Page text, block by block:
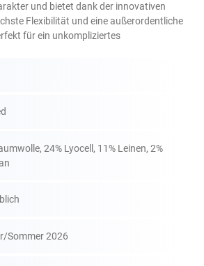
und bietet dank der innovativen
Flexibilität und eine außerordentliche
für ein unkompliziertes
24% Lyocell, 11% Leinen, 2%
Sommer 2026